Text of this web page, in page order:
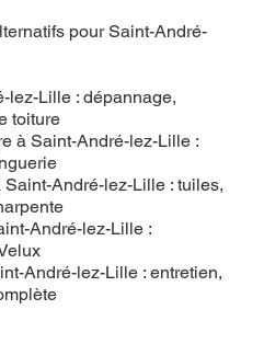
pour Saint-André-
lez-Lille : dépannage,
toiture
à Saint-André-lez-Lille :
André-lez-Lille : tuiles,
André-lez-Lille :
André-lez-Lille : entretien,